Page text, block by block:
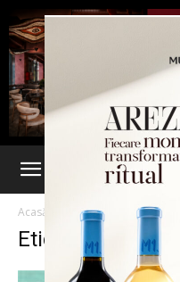
Acasă Etichete Constance
Etichetă: